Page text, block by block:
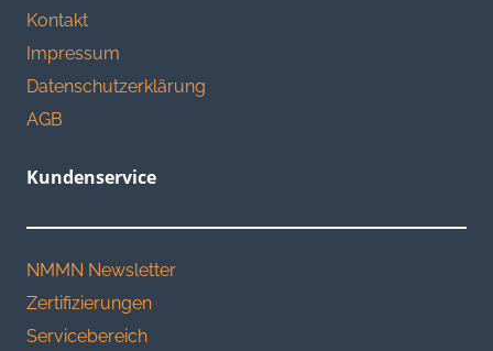
Kontakt
Impressum
Datenschutzerklärung
AGB
Kundenservice
NMMN Newsletter
Zertifizierungen
Servicebereich